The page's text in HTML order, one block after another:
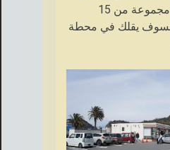
ما يبدو ، إذا كنت مجموعة من 15
فسوف يقلك في محطة